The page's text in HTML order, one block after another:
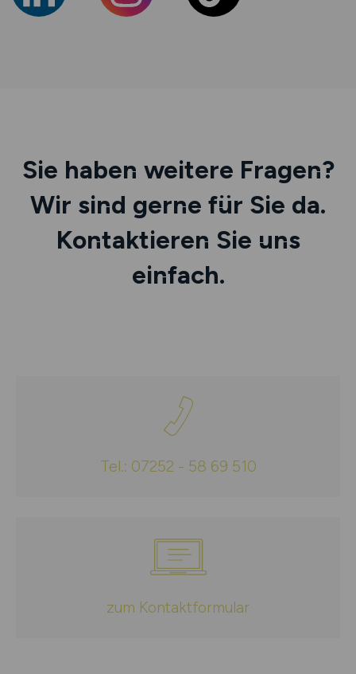
Sie haben weitere Fragen?
Wir sind gerne für Sie da.
Kontaktieren Sie uns
einfach.
Tel.: 07252 - 58 69 510
zum Kontaktformular